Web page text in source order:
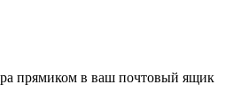
прямиком в ваш почтовый ящик